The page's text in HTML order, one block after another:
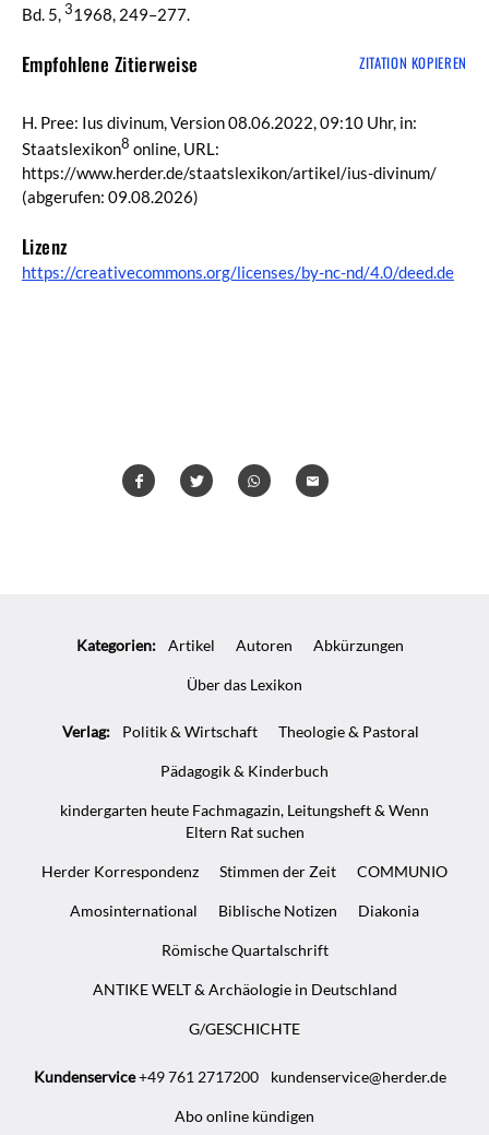
Bd. 5, 31968, 249–277.
Empfohlene Zitierweise ZITATION KOPIEREN
H. Pree: Ius divinum, Version 08.06.2022, 09:10 Uhr, in:
Staatslexikon8 online, URL:
https://www.herder.de/staatslexikon/artikel/ius-divinum/
(abgerufen: 09.08.2026)
Lizenz
https://creativecommons.org/licenses/by-nc-nd/4.0/deed.de
InfosKategorien: Artikel Autoren Abkürzungen
Über das Lexikon
Verlag: Politik & Wirtschaft Theologie & Pastoral
Pädagogik & Kinderbuch
kindergarten heute Fachmagazin, Leitungsheft & Wenn
Eltern Rat suchen
Herder Korrespondenz Stimmen der Zeit COMMUNIO
Amosinternational Biblische Notizen Diakonia
Römische Quartalschrift
ANTIKE WELT & Archäologie in Deutschland
G/GESCHICHTE
Kundenservice+49 761 2717200 kundenservice@herder.de
Abo online kündigen